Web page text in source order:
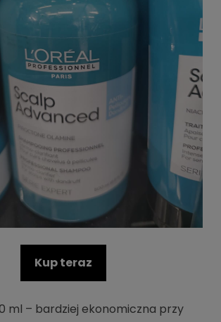
Kup teraz
ml – bardziej ekonomiczna przy